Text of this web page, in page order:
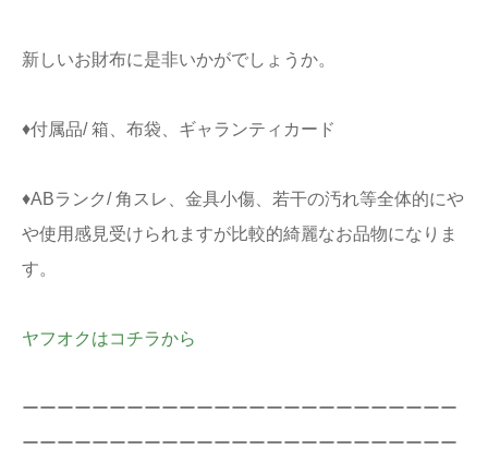
新しいお財布に是非いかがでしょうか。
♦付属品/ 箱、布袋、ギャランティカード
♦ABランク/ 角スレ、金具小傷、若干の汚れ等全体的にや
や使用感見受けられますが比較的綺麗なお品物になりま
す。
ヤフオクはコチラから
ーーーーーーーーーーーーーーーーーーーーーーーーー
ーーーーーーーーーーーーーーーーーーーーーーーーー